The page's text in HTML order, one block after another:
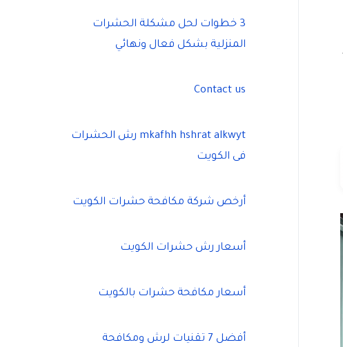
3 خطوات لحل مشكلة الحشرات
المنزلية بشكل فعال ونهائي
Contact us
mkafhh hshrat alkwyt رش الحشرات
فى الكويت
أرخص شركة مكافحة حشرات الكويت
أسعار رش حشرات الكويت
أسعار مكافحة حشرات بالكويت
أفضل 7 تقنيات لرش ومكافحة